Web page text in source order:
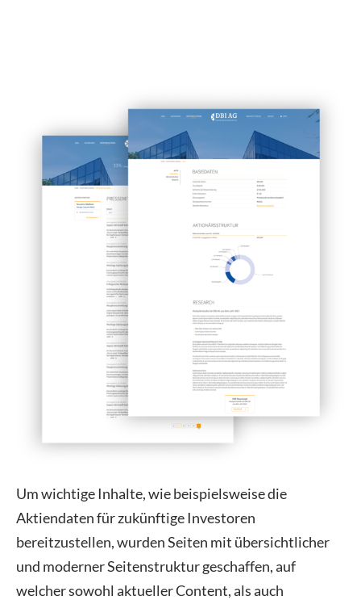
Um wichtige Inhalte, wie beispielsweise die
Aktiendaten für zukünftige Investoren
bereitzustellen, wurden Seiten mit übersichtlicher
und moderner Seitenstruktur geschaffen, auf
welcher sowohl aktueller Content, als auch